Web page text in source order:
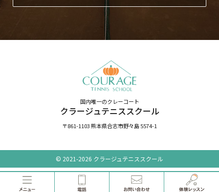
国内唯一のクレーコート
クラージュテニススクール
〒861-1103 熊本県合志市野々島 5574-1
© 2021-2026 クラージュテニススクール